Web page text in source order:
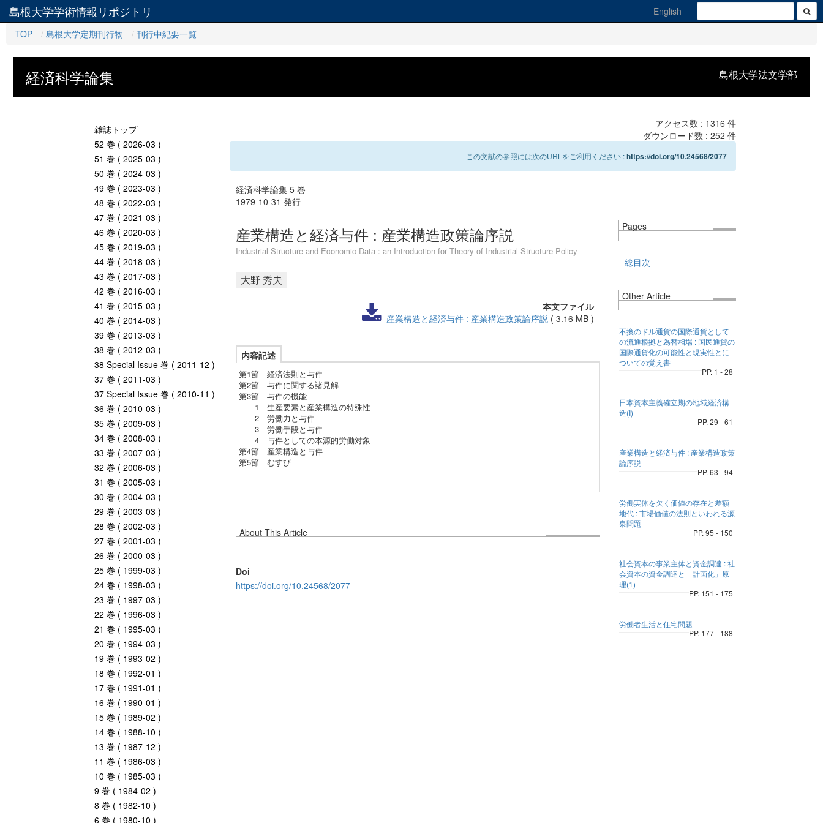
島根大学学術情報リポジトリ
English
TOP
島根大学定期刊行物 刊行中紀要一覧
島根大学法文学部
経済科学論集
雑誌トップ
52 巻 ( 2026-03 )
51 巻 ( 2025-03 )
50 巻 ( 2024-03 )
49 巻 ( 2023-03 )
48 巻 ( 2022-03 )
47 巻 ( 2021-03 )
46 巻 ( 2020-03 )
45 巻 ( 2019-03 )
44 巻 ( 2018-03 )
43 巻 ( 2017-03 )
42 巻 ( 2016-03 )
41 巻 ( 2015-03 )
40 巻 ( 2014-03 )
39 巻 ( 2013-03 )
38 巻 ( 2012-03 )
38 Special Issue 巻 ( 2011-12 )
37 巻 ( 2011-03 )
37 Special Issue 巻 ( 2010-11 )
36 巻 ( 2010-03 )
35 巻 ( 2009-03 )
34 巻 ( 2008-03 )
33 巻 ( 2007-03 )
32 巻 ( 2006-03 )
31 巻 ( 2005-03 )
30 巻 ( 2004-03 )
29 巻 ( 2003-03 )
28 巻 ( 2002-03 )
27 巻 ( 2001-03 )
26 巻 ( 2000-03 )
25 巻 ( 1999-03 )
24 巻 ( 1998-03 )
23 巻 ( 1997-03 )
22 巻 ( 1996-03 )
21 巻 ( 1995-03 )
20 巻 ( 1994-03 )
19 巻 ( 1993-02 )
18 巻 ( 1992-01 )
17 巻 ( 1991-01 )
16 巻 ( 1990-01 )
15 巻 ( 1989-02 )
14 巻 ( 1988-10 )
13 巻 ( 1987-12 )
11 巻 ( 1986-03 )
10 巻 ( 1985-03 )
9 巻 ( 1984-02 )
8 巻 ( 1982-10 )
6 巻 ( 1980-10 )
アクセス数 : 1316 件
ダウンロード数 : 252 件
この文献の参照には次のURLをご利用ください :https://doi.org/10.24568/2077
経済科学論集 5 巻
1979-10-31 発行
産業構造と経済与件 : 産業構造政策論序説
Industrial Structure and Economic Data : an Introduction for Theory of Industrial Structure Policy
大野 秀夫
本文ファイル
産業構造と経済与件 : 産業構造政策論序説 (3.16 MB )
内容記述
第1節 経済法則と与件
第2節 与件に関する諸見解
第3節 与件の機能
1 生産要素と産業構造の特殊性
2 労働力と与件
3 労働手段と与件
4 与件としての本源的労働対象
第4節 産業構造と与件
第5節 むすび
About This Article
Doi
https://doi.org/10.24568/2077
Pages
総目次
Other Article
不換のドル通貨の国際通貨として
の流通根拠と為替相場 : 国民通貨の
国際通貨化の可能性と現実性とに
ついての覚え書
PP. 1 - 28
日本資本主義確立期の地域経済構
造(I)
PP. 29 - 61
産業構造と経済与件 : 産業構造政策
論序説
PP. 63 - 94
労働実体を欠く価値の存在と差額
地代 : 市場価値の法則といわれる源
泉問題
PP. 95 - 150
社会資本の事業主体と資金調達 : 社
会資本の資金調達と「計画化」原
理(1)
PP. 151 - 175
労働者生活と住宅問題
PP. 177 - 188